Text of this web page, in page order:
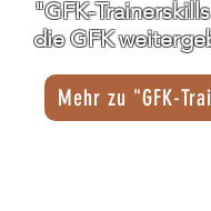
"GFK-
die GFK
Mehr zu "GFK-